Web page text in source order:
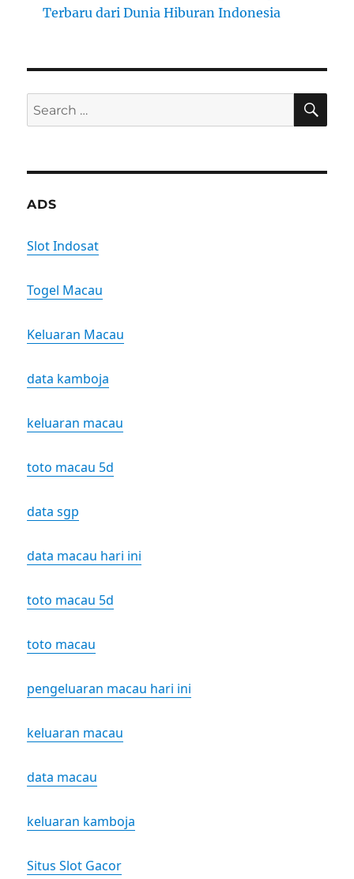
Terbaru dari Dunia Hiburan Indonesia
Search
for:
ADS
Slot Indosat
Togel Macau
Keluaran Macau
data kamboja
keluaran macau
toto macau 5d
data sgp
data macau hari ini
toto macau 5d
toto macau
pengeluaran macau hari ini
keluaran macau
data macau
keluaran kamboja
Situs Slot Gacor